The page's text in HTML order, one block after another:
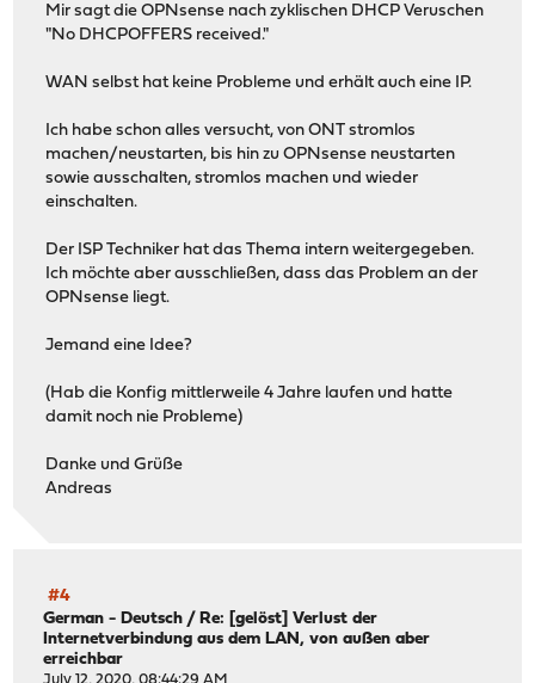
Mir sagt die OPNsense nach zyklischen DHCP Veruschen
"No DHCPOFFERS received."
WAN selbst hat keine Probleme und erhält auch eine IP.
Ich habe schon alles versucht, von ONT stromlos
machen/neustarten, bis hin zu OPNsense neustarten
sowie ausschalten, stromlos machen und wieder
einschalten.
Der ISP Techniker hat das Thema intern weitergegeben.
Ich möchte aber ausschließen, dass das Problem an der
OPNsense liegt.
Jemand eine Idee?
(Hab die Konfig mittlerweile 4 Jahre laufen und hatte
damit noch nie Probleme)
Danke und Grüße
Andreas
#4
German - Deutsch /Re: [gelöst] Verlust der
Internetverbindung aus dem LAN, von außen aber
erreichbar